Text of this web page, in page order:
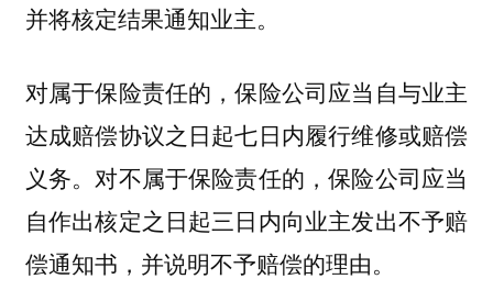
并将核定结果通知业主。
对属于保险责任的，保险公司应当自与业主
达成赔偿协议之日起七日内履行维修或赔偿
义务。对不属于保险责任的，保险公司应当
自作出核定之日起三日内向业主发出不予赔
偿通知书，并说明不予赔偿的理由。